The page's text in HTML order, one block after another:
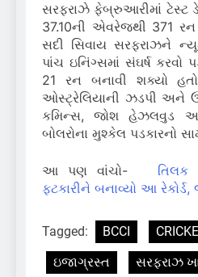
સરફરાઝે ફેબ્રુઆરીમાં ટેસ્ટ
37.10ની એવરેજથી 371
સદી સિવાય સરફરાઝને
પાંચ ઇનિંગ્સમાં સંઘર્ષ
21 રન બનાવી શક્યો
ઓસ્ટ્રેલિયાની ઝડપી અને
કમિન્સ, જોશ હેઝલવુડ
બોલરોના મુશ્કેલ પડકારનો
આ પણ વાંચો- તિલક
ફટકારીને બનાવ્યો આ રેકોર્ડ,
Tagged: BCCI
ઇજાગ્રસ્ત
સરફરાઝ